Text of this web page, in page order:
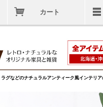
カート
グなどのナチュラルアンティーク風インテリ